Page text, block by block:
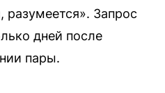
разумеется». Запрос
дней после
пары.